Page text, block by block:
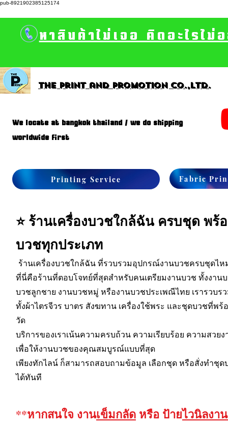
pub-8921902385125174
หาสินค้าไม่เจอ คิดอะไรไ
The print and promotion CO.,Ltd.
We locate at bangkok thailand / we do shipping
worldwide first
Printing Service Fabric
⭐ ร้านเครื่องบวชใกล้ฉัน ครบชุด พร้
บวชทุกประเภท
ร้านเครื่องบวชใกล้ฉัน ที่รวบรวมอุปกรณ์งานบวชครบชุดไห
ที่นี่คือร้านที่ตอบโจทย์ที่สุดสำหรับคนเตรียมงานบวช ทั้งงาน
บวชลูกชาย งานบวชหมู่ หรืองานบวชประเพณีไทย เรารวบร
ทั้งผ้าไตรจีวร บาตร สังฆทาน เครื่องใช้พระ และชุดบวชที่พ
วัด
บริการของเราเน้นความครบถ้วน ความเรียบร้อย ความสวย
เพื่อให้งานบวชของคุณสมบูรณ์แบบที่สุด
เพียงทักไลน์ ก็สามารถสอบถามข้อมูล เลือกชุด หรือสั่งทำชุ
ได้ทันที
**หากสนใจ งานเข็มกลัด หรือ ป้ายไวนิลงา